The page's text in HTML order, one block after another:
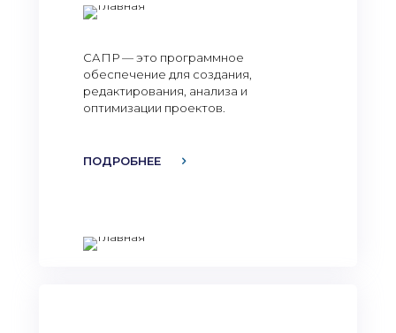
САПР — это программное
обеспечение для создания,
редактирования, анализа и
оптимизации проектов.
ПОДРОБНЕЕ